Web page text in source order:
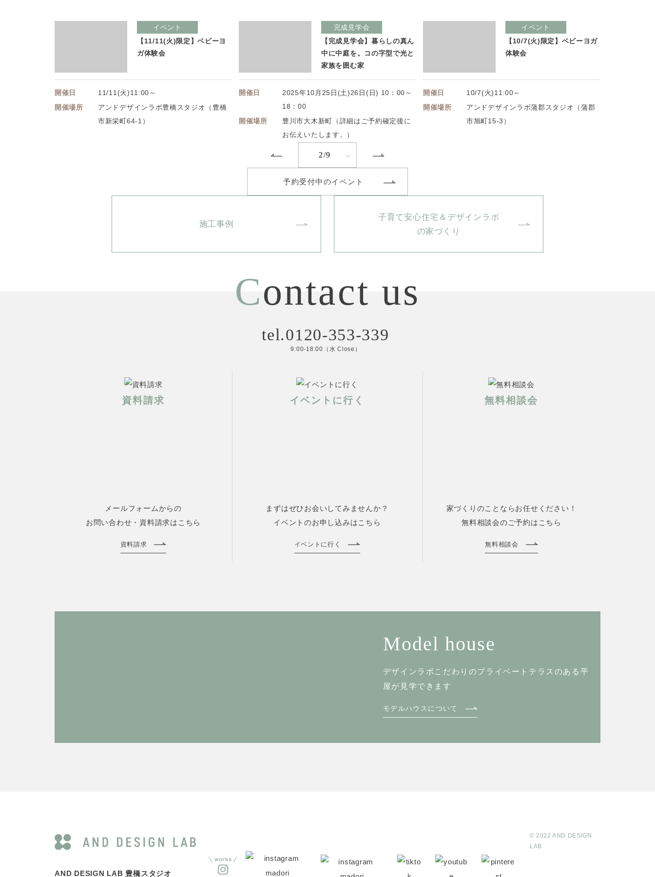
イベント
【11/11(火)限定】ベビーヨ
ガ体験会
開催日
11/11(火)11:00～
開催場所
アンドデザインラボ豊橋スタジオ（豊橋
市新栄町64-1）
完成見学会
【完成見学会】暮らしの真ん
中に中庭を。コの字型で光と
家族を囲む家
開催日
2025年10月25日(土)26日(日) 10：00～
18：00
開催場所
豊川市大木新町（詳細はご予約確定後に
お伝えいたします。）
イベント
【10/7(火)限定】ベビーヨガ
体験会
開催日
10/7(火)11:00～
開催場所
アンドデザインラボ蒲郡スタジオ（蒲郡
市旭町15-3）
2/9
予約受付中のイベント
施工事例
子育て安心住宅＆デザインラボ
の家づくり
Contact us
tel.0120-353-339
9:00-18:00（水 Close）
資料請求
メールフォームからの
お問い合わせ・資料請求はこちら
資料請求
イベントに行く
まずはぜひお会いしてみませんか？
イベントのお申し込みはこちら
イベントに行く
無料相談会
家づくりのことならお任せください！
無料相談会のご予約はこちら
無料相談会
Model house
デザインラボこだわりのプライベートテラスのある 平
屋が見学できます
モデルハウスについて
AND DESIGN LAB 豊橋スタジオ
© 2022 AND DESIGN
LAB